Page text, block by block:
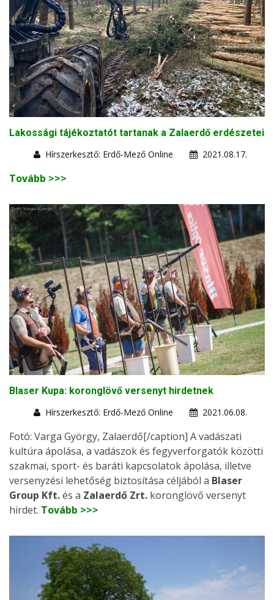
Lakossági tájékoztatót tartanak a Zalaerdő erdészetei
Hírszerkesztő: Erdő-Mező Online
2021.08.17.
Tovább >>>
Blaser Kupa: koronglövő versenyt hirdetnek
Hírszerkesztő: Erdő-Mező Online
2021.06.08.
Fotó: Varga György, Zalaerdő[/caption] A vadászati
kultúra ápolása, a vadászok és fegyverforgatók közötti
szakmai, sport- és baráti kapcsolatok ápolása, illetve
versenyzési lehetőség biztosítása céljából a Blaser
Group Kft.és a Zalaerdő Zrt. koronglövő versenyt
hirdet. Tovább >>>